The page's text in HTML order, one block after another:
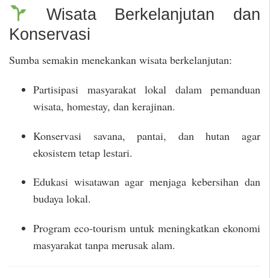
Wisata Berkelanjutan dan
Konservasi
Sumba semakin menekankan wisata berkelanjutan:
Partisipasi masyarakat lokal dalam pemanduan
wisata, homestay, dan kerajinan.
Konservasi savana, pantai, dan hutan agar
ekosistem tetap lestari.
Edukasi wisatawan agar menjaga kebersihan dan
budaya lokal.
Program eco-tourism untuk meningkatkan ekonomi
masyarakat tanpa merusak alam.